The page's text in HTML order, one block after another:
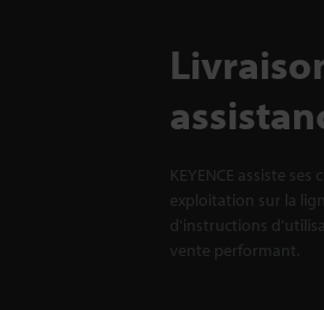
KEYENCE assiste
exploitation sur la
d'instructions
vente performant.